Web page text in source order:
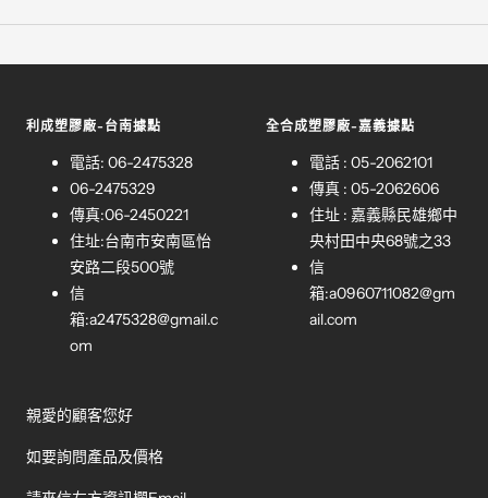
利成塑膠廠-台南據點
電話: 06-2475328
06-2475329
傳真:06-2450221
住址:台南市安南區怡
安路二段500號
信
箱:a2475328@gmail.c
om
全合成塑膠廠-嘉義據點
電話 : 05-2062101
傳真 : 05-2062606
住址 : 嘉義縣民雄鄉中
央村田中央68號之33
信
箱:a0960711082@gm
ail.com
親愛的顧客您好
如要詢問產品及價格